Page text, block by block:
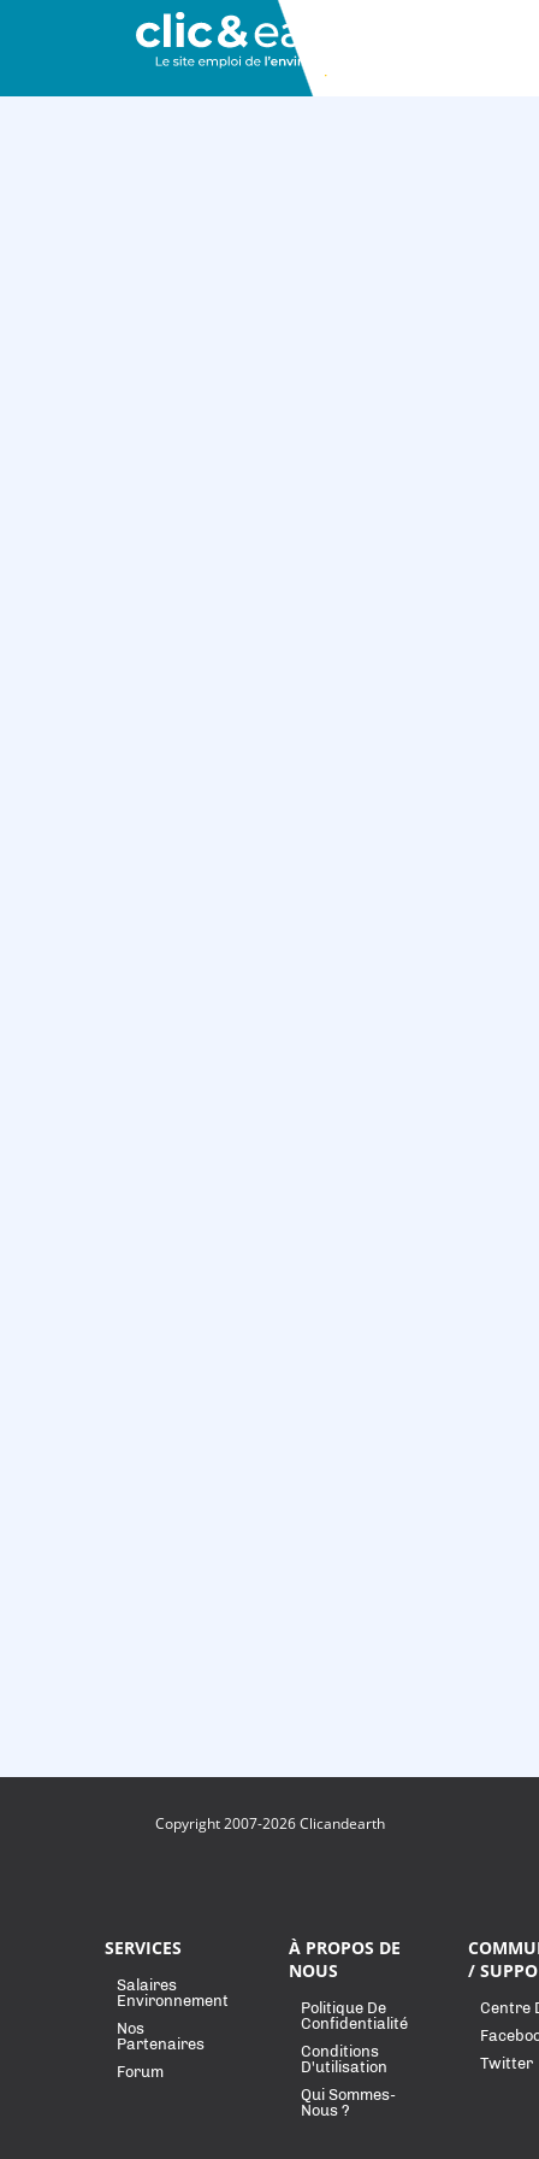
Copyright 2007-2026 Clicandearth
SERVICES
Salaires
Environnement
Nos
Partenaires
Forum
À PROPOS DE
NOUS
Politique De
Confidentialité
Conditions
D'utilisation
Qui Sommes-
Nous ?
/
Centre
Twitter